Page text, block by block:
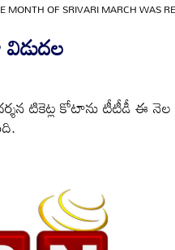
MONTH OF SRIVARI MARCH WAS
టికెట్ల కోటాను టీటీడీ ఈ